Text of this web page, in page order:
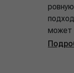
может